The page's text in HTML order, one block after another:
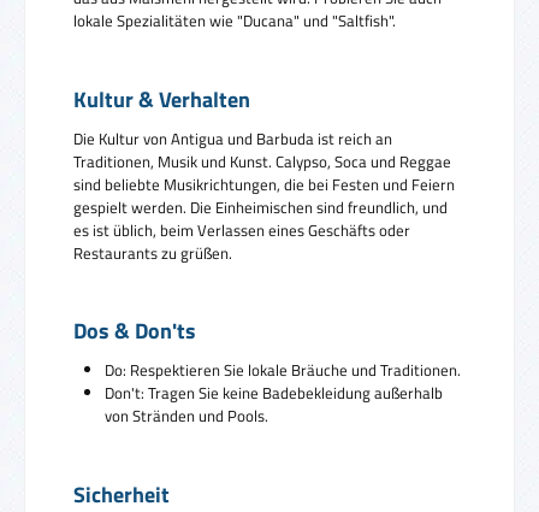
lokale Spezialitäten wie "Ducana" und "Saltfish".
Kultur & Verhalten
Die Kultur von Antigua und Barbuda ist reich an
Traditionen, Musik und Kunst. Calypso, Soca und Reggae
sind beliebte Musikrichtungen, die bei Festen und Feiern
gespielt werden. Die Einheimischen sind freundlich, und
es ist üblich, beim Verlassen eines Geschäfts oder
Restaurants zu grüßen.
Dos & Don'ts
Do: Respektieren Sie lokale Bräuche und Traditionen.
Don't: Tragen Sie keine Badebekleidung außerhalb
von Stränden und Pools.
Sicherheit